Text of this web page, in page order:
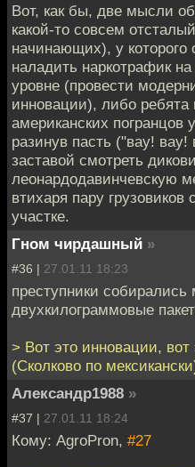
Вот, как бы, две мысли
какой-то совсем
начинающих), у которого
наладить наркотрафик
уровне (провести
инновации), либо ребята
американских погранцов
разинув пасть ("вау!
заставой смотреть
леонардодавинчевскую
втихаря пару
участке.
Гном чирдашный »
#36 | 27.01.11 18:23
преступники
двухкилограммовые
> Вот это инновации,
(Сколково по
Александр1988 »
#37 | 27.01.11 18:24
Кому: AgroPron, #27